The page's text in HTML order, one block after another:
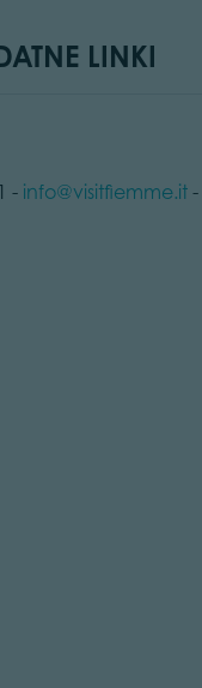
LINKI
- info@visitfiemme.it -